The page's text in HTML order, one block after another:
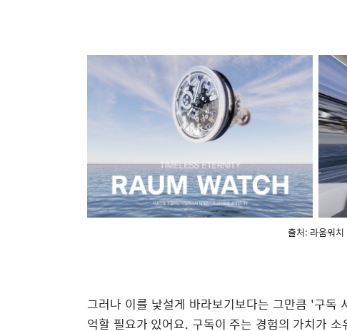
출처: 라움워치
그러나 이를 낯설게 바라보기보다는 그만큼 '구독
억할 필요가 있어요. 구독이 주는 경험의 가치가